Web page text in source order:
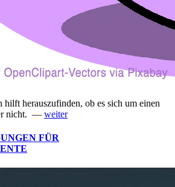
herauszufinden, ob es sich um einen
nicht. — weiter
FÜR